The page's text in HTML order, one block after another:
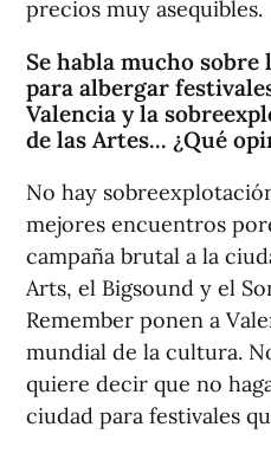
precios muy asequibles.
Se habla mucho sobre
para albergar
Valencia y la
de las Artes... ¿Qué
No hay
mejores encuentros
campaña brutal a la
Arts, el Bigsound y el
Remember ponen a
mundial de la cultura.
quiere decir que no
ciudad para festivales